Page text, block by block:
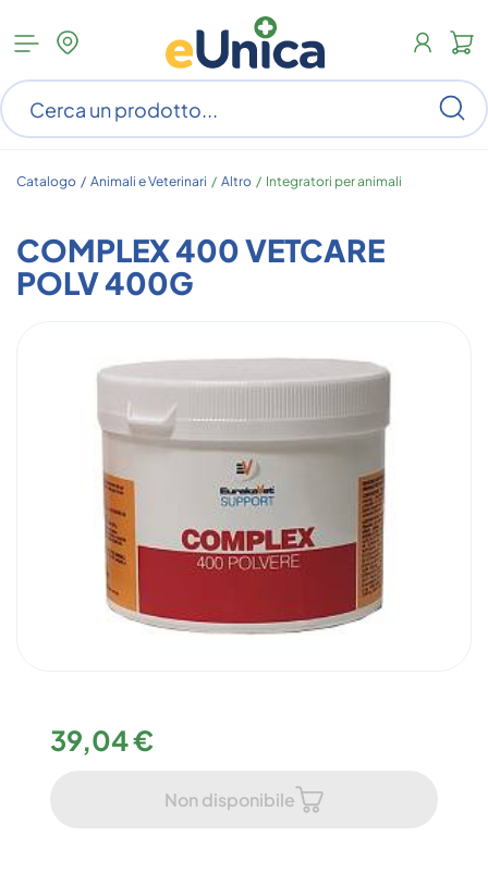
Apri
menu
categorie
Catalogo / Animali e Veterinari / Altro / Integratori per animali
COMPLEX 400 VETCARE
POLV 400G
39,04 €
Non disponibile